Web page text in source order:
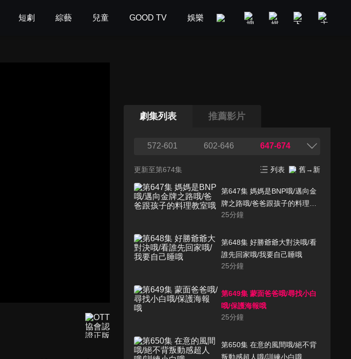
短劇 綜藝 兒童 GOOD TV 娛樂 美食旅遊 新聞政論
劇集列表 推薦影片
572-601 602-646 647-674
更新至第674集 列表 舊→新
第647集 媽媽是BNP哦/邁向金
牌之路哦/爸爸跟孩子的料理教
室哦
25分鐘
第648集 好勝爺爺大對決哦/看
誰先回家哦/我要自己睡哦
25分鐘
第649集 蒙面爸爸哦/尋找小白
哦/保護海報哦
25分鐘
第650集 在意的風間哦/絕不背
叛動感超人哦/訓練小白哦